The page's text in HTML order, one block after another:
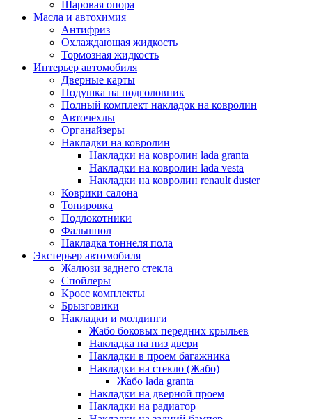
Шаровая опора
Масла и автохимия
Антифриз
Охлаждающая жидкость
Тормозная жидкость
Интерьер автомобиля
Дверные карты
Подушка на подголовник
Полный комплект накладок на ковролин
Авточехлы
Органайзеры
Накладки на ковролин
Накладки на ковролин lada granta
Накладки на ковролин lada vesta
Накладки на ковролин renault duster
Коврики салона
Тонировка
Подлокотники
Фальшпол
Накладка тоннеля пола
Экстерьер автомобиля
Жалюзи заднего стекла
Спойлеры
Кросс комплекты
Брызговики
Накладки и молдинги
Жабо боковых передних крыльев
Накладка на низ двери
Накладки в проем багажника
Накладки на стекло (Жабо)
Жабо lada granta
Накладки на дверной проем
Накладки на радиатор